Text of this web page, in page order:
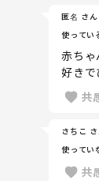
匿名 さん
使ってい
赤ちゃ
好きで
共
さちこ
使ってい
共